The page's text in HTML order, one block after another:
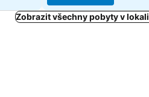
Zobrazit všechny pobyty v